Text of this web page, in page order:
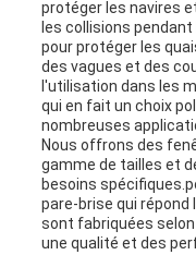
protéger les navires
les collisions
pour protéger les
des vagues et des
l'utilisation dans les
qui en fait un choix
nombreuses
Nous offrons des
gamme de tailles et
besoins
pare-brise qui répond
sont fabriquées
une qualité et des